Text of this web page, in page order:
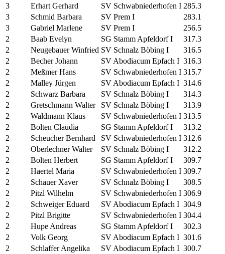
3
Erhart Gerhard SV Schwabniederhofen I 285.3
3
Schmid Barbara SV Prem I
283.1
3
Gabriel Marlene SV Prem I
256.5
2
Baab Evelyn SG Stamm Apfeldorf I
317.3
2
Neugebauer Winfried SV Schnalz Böbing I
316.5
2
Becher Johann SV Abodiacum Epfach I 316.3
2
Meßmer Hans SV Schwabniederhofen I 315.7
2
Malley Jürgen SV Abodiacum Epfach I 314.6
2
Schwarz Barbara SV Schnalz Böbing I
314.3
2
Gretschmann Walter SV Schnalz Böbing I
313.9
2
Waldmann Klaus SV Schwabniederhofen I 313.5
2
Bolten Claudia SG Stamm Apfeldorf I
313.2
2
Scheucher Bernhard SV Schwabniederhofen I 312.6
2
Oberlechner Walter SV Schnalz Böbing I
312.2
2
Bolten Herbert SG Stamm Apfeldorf I
309.7
2
Haertel Maria SV Schwabniederhofen I 309.7
2
Schauer Xaver SV Schnalz Böbing I
308.5
2
Pitzl Wilhelm SV Schwabniederhofen I 306.9
2
Schweiger Eduard SV Abodiacum Epfach I 304.9
2
Pitzl Brigitte SV Schwabniederhofen I 304.4
2
Hupe Andreas SG Stamm Apfeldorf I
302.3
2
Volk Georg SV Abodiacum Epfach I 301.6
2
Schlaffer Angelika SV Abodiacum Epfach I 300.7